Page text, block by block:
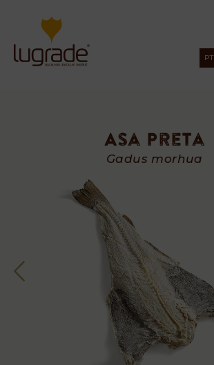
PT
Asa Preta
Gadus morhua